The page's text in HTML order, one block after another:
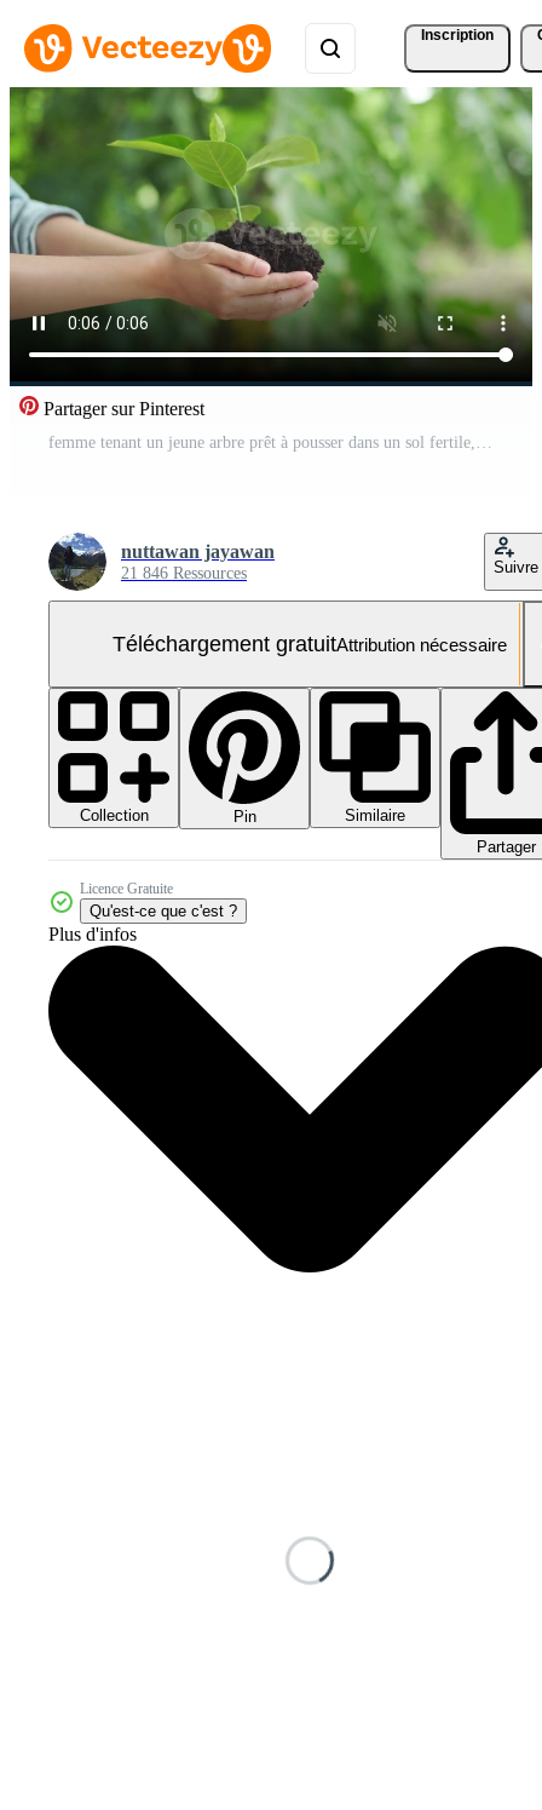
Inscription
Partager sur Pinterest
femme tenant un jeune arbre prêt à pousser dans un sol fertile, se préparer à planter et réduire le réchauffement climatique, sauver l'environnement mondial, sauver des vies, planter un arbre journée mondiale de l'environnement, durable, bénévole. Vidéo Gratuite
nuttawan jayawan
21 846 Ressources Suivre
Téléchargement gratuitAttribution nécessaire
Collection Pin
Similaire
Partager
Licence Gratuite
Qu'est-ce que c'est ?
Plus d'infos